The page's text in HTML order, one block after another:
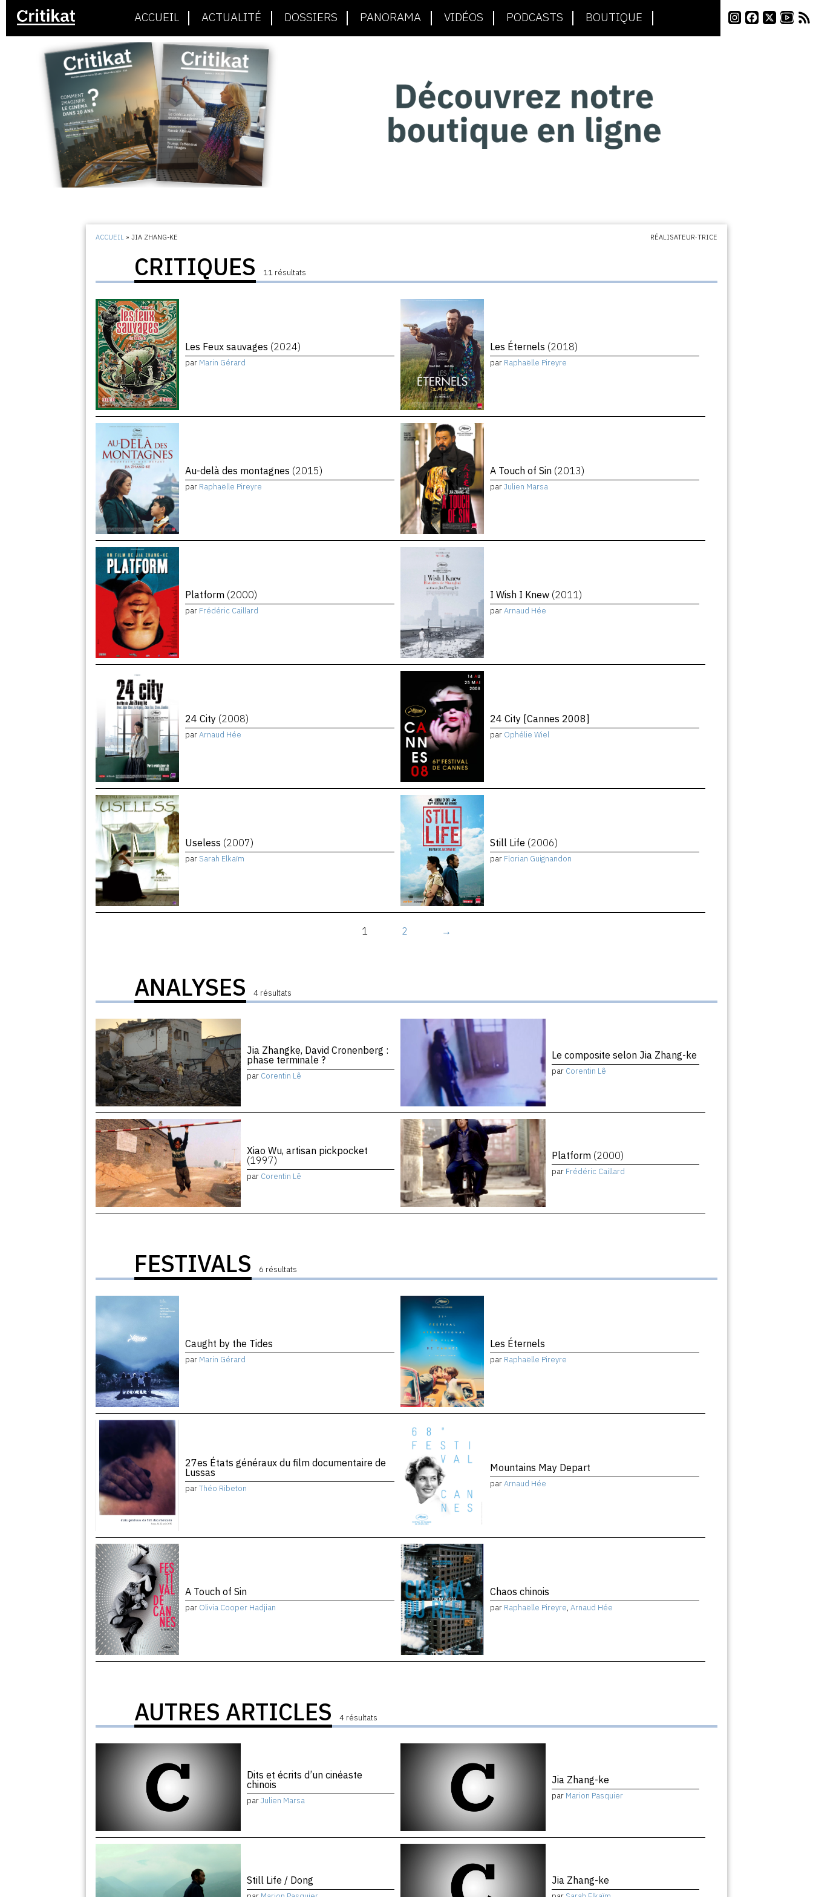
ACCUEIL ACTUALITÉ DOSSIERS PANORAMA VIDÉOS PODCASTS BOUTIQUE
ACCUEIL »JIA ZHANG-KE RÉALISATEUR·TRICE
CRITIQUES 11 résultats
Les Feux sauvages (2024)
par Marin Gérard
Les Éternels (2018)
par Raphaëlle Pireyre
Au-delà des montagnes (2015)
par Raphaëlle Pireyre
A Touch of Sin (2013)
parJulien Marsa
Platform (2000)
par Frédéric Caillard
I Wish I Knew (2011)
parArnaud Hée
24 City (2008)
parArnaud Hée
24 City [Cannes 2008]
par Ophélie Wiel
Useless (2007)
par Sarah Elkaïm
Still Life (2006)
par Florian Guignandon
1 2 →
ANALYSES 4 résultats
Jia Zhangke, David Cronenberg :
phase terminale ?
par Corentin Lê
Le composite selon Jia Zhang-ke
par Corentin Lê
Xiao Wu, artisan pickpocket
(1997)
par Corentin Lê
Platform (2000)
par Frédéric Caillard
FESTIVALS 6 résultats
Caught by the Tides
par Marin Gérard
Les Éternels
par Raphaëlle Pireyre
27es États généraux du film documentaire de
Lussas
parThéo Ribeton
Mountains May Depart
parArnaud Hée
A Touch of Sin
par Olivia Cooper Hadjian
Chaos chinois
par Raphaëlle Pireyre, Arnaud Hée
AUTRES ARTICLES 4 résultats
Dits et écrits d’un cinéaste
chinois
parJulien Marsa
Jia Zhang-ke
par Marion Pasquier
Still Life / Dong Jia Zhang-ke